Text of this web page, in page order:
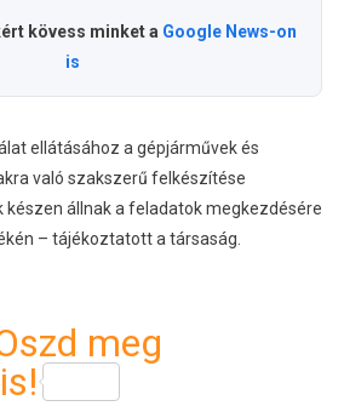
kövess minket a Google News-on
is
ellátásához a gépjárművek és
való szakszerű felkészítése
állnak a feladatok megkezdésére
– tájékoztatott a társaság.
meg